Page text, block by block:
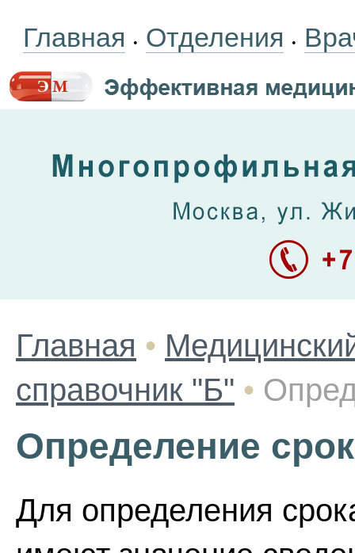
Главная • Отделения •
Главная •
справочник "Б" •
Определение
Для определения